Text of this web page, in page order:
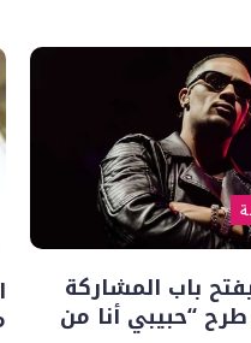
باب المشاركة
“حبيبي أنا من